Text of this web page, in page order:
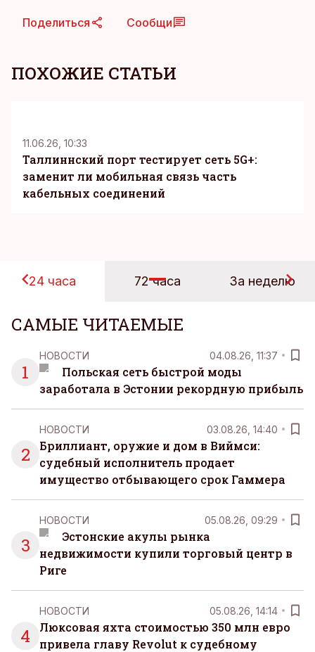
Поделиться Сообщи
ПОХОЖИЕ СТАТЬИ
11.06.26, 10:33
Таллиннский порт тестирует сеть 5G+:
заменит ли мобильная связь часть
кабельных соединений
24 часа 72 часа За неделю
САМЫЕ ЧИТАЕМЫЕ
1
НОВОСТИ 04.08.26, 11:37
Польская сеть быстрой моды
заработала в Эстонии рекордную прибыль
2
НОВОСТИ 03.08.26, 14:40
Бриллиант, оружие и дом в Виймси:
судебный исполнитель продает
имущество отбывающего срок Гаммера
3
НОВОСТИ 05.08.26, 09:29
Эстонские акулы рынка
недвижимости купили торговый центр в
Риге
4
НОВОСТИ 05.08.26, 14:14
Люксовая яхта стоимостью 350 млн евро
привела главу Revolut к судебному